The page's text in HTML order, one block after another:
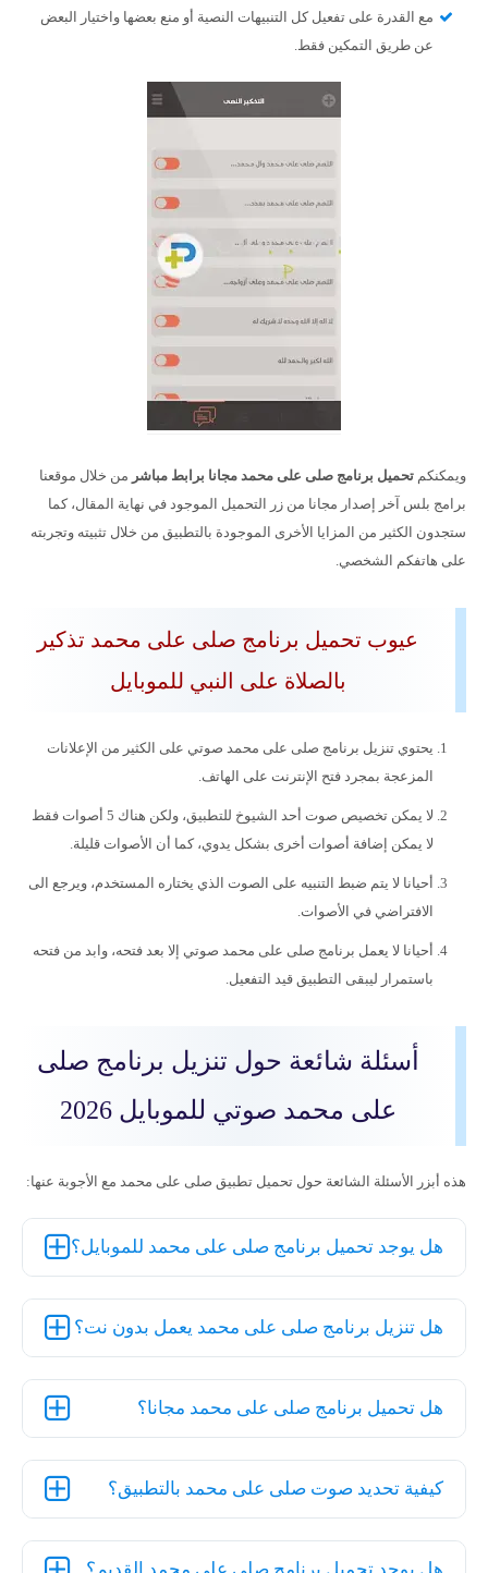
مع القدرة على تفعيل كل التنبيهات النصية أو منع بعضها واختيار البعض
عن طريق التمكين فقط.
ويمكنكم تحميل برنامج صلى على محمد مجانا برابط مباشر من خلال موقعنا
برامج بلس آخر إصدار مجانا من زر التحميل الموجود في نهاية المقال، كما
ستجدون الكثير من المزايا الأخرى الموجودة بالتطبيق من خلال تثبيته وتجربته
على هاتفكم الشخصي.
عيوب تحميل برنامج صلى على محمد تذكير
بالصلاة على النبي للموبايل
يحتوي تنزيل برنامج صلى على محمد صوتي على الكثير من الإعلانات
المزعجة بمجرد فتح الإنترنت على الهاتف.
لا يمكن تخصيص صوت أحد الشيوخ للتطبيق، ولكن هناك 5 أصوات فقط
لا يمكن إضافة أصوات أخرى بشكل يدوي، كما أن الأصوات قليلة.
أحيانا لا يتم ضبط التنبيه على الصوت الذي يختاره المستخدم، ويرجع الى
الافتراضي في الأصوات.
أحيانا لا يعمل برنامج صلى على محمد صوتي إلا بعد فتحه، وابد من فتحه
باستمرار ليبقى التطبيق قيد التفعيل.
أسئلة شائعة حول تنزيل برنامج صلى
على محمد صوتي للموبايل 2026
هذه أبزر الأسئلة الشائعة حول تحميل تطبيق صلى على محمد مع الأجوبة عنها:
هل يوجد تحميل برنامج صلى على محمد للموبايل؟
هل تنزيل برنامج صلى على محمد يعمل بدون نت؟
هل تحميل برنامج صلى على محمد مجانا؟
كيفية تحديد صوت صلى على محمد بالتطبيق؟